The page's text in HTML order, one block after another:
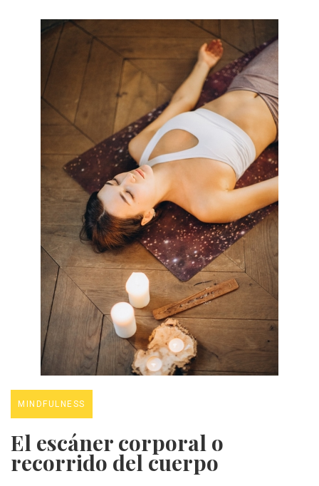
MINDFULNESS
El escáner corporal o
recorrido del cuerpo